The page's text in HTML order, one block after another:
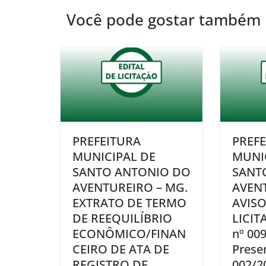
Você pode gostar também
PREFEITURA
MUNICIPAL DE
SANTO ANTONIO DO
AVENTUREIRO – MG.
EXTRATO DE TERMO
DE REEQUILÍBRIO
ECONÔMICO/FINAN
CEIRO DE ATA DE
nº